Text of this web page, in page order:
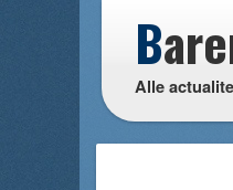
B
Alle